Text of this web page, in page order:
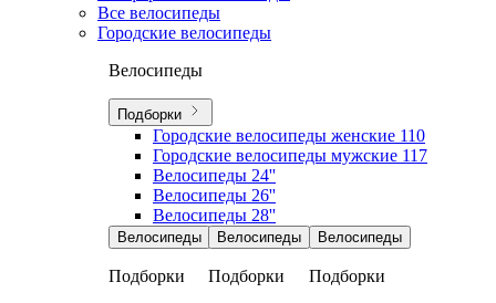
Все велосипеды
Городские велосипеды
Велосипеды
Подборки
Городские велосипеды женские 110
Городские велосипеды мужские 117
Велосипеды 24''
Велосипеды 26''
Велосипеды 28''
Велосипеды
Подборки
Велосипеды
Подборки
Велосипеды
Подборки